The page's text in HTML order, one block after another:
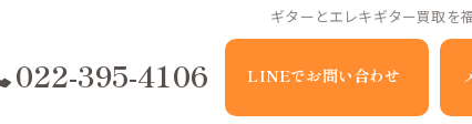
ギターとエレキギター買取を
022-395-4106 LINEでお問い合わせ